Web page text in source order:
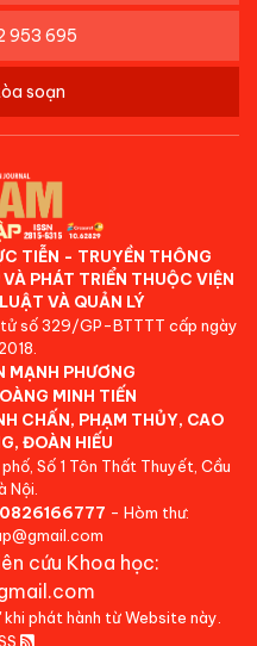
953 695
soạn
TIỄN - TRUYỀN THÔNG
PHÁT TRIỂN THUỘC VIỆN
VÀ QUẢN LÝ
số 329/GP-BTTTT cấp ngày
MẠNH PHƯƠNG
MINH TIẾN
CHẤN, PHẠM THỦY, CAO
ĐOÀN HIẾU
Số 1 Tôn Thất Thuyết, Cầu
Nội.
0826166777 - Hòm thư:
cứu Khoa học:
khi phát hành từ Website này.